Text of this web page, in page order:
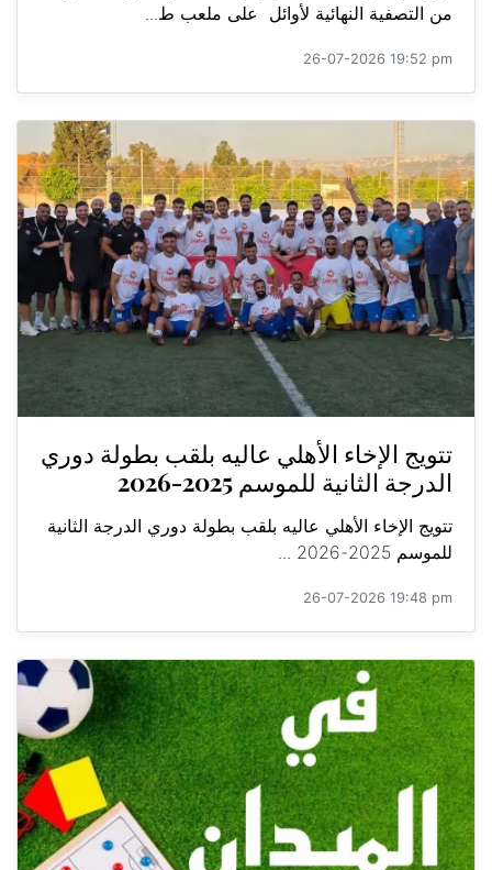
من التصفية النهائية لأوائل على ملعب ط...
26-07-2026 19:52 pm
تتويج الإخاء الأهلي عاليه بلقب بطولة دوري
الدرجة الثانية للموسم 2025-2026
تتويج الإخاء الأهلي عاليه بلقب بطولة دوري الدرجة الثانية
للموسم 2025-2026 ...
26-07-2026 19:48 pm